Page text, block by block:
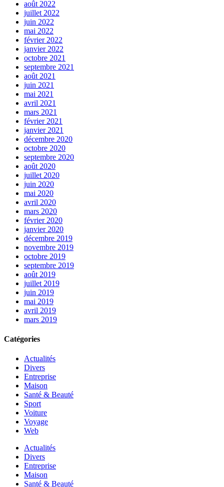
août 2022
juillet 2022
juin 2022
mai 2022
février 2022
janvier 2022
octobre 2021
septembre 2021
août 2021
juin 2021
mai 2021
avril 2021
mars 2021
février 2021
janvier 2021
décembre 2020
octobre 2020
septembre 2020
août 2020
juillet 2020
juin 2020
mai 2020
avril 2020
mars 2020
février 2020
janvier 2020
décembre 2019
novembre 2019
octobre 2019
septembre 2019
août 2019
juillet 2019
juin 2019
mai 2019
avril 2019
mars 2019
Catégories
Actualités
Divers
Entreprise
Maison
Santé & Beauté
Sport
Voiture
Voyage
Web
Actualités
Divers
Entreprise
Maison
Santé & Beauté